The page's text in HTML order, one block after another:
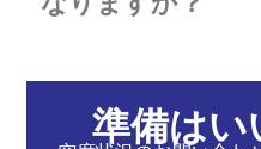
準備はい